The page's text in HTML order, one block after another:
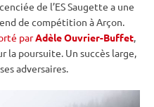
de l’ES Saugette a une
de compétition à Arçon.
parAdèle Ouvrier-Buffet,
la poursuite. Un succès large,
adversaires.